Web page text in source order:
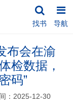
找书 导航
布会在渝
检数据，
码”
：2025-12-30